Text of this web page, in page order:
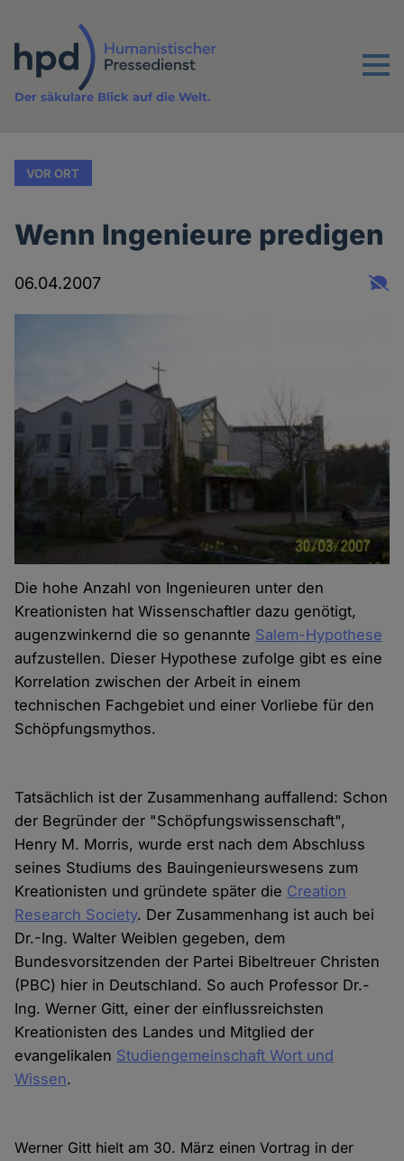
Inhalt
Menu
Der säkulare Blick auf die Welt.
VOR ORT
Wenn Ingenieure predigen
06.04.2007
Die hohe Anzahl von Ingenieuren unter den
Kreationisten hat Wissenschaftler dazu genötigt,
augenzwinkernd die so genannte Salem-Hypothese
aufzustellen. Dieser Hypothese zufolge gibt es eine
Korrelation zwischen der Arbeit in einem
technischen Fachgebiet und einer Vorliebe für den
Schöpfungsmythos.
Tatsächlich ist der Zusammenhang auffallend: Schon
der Begründer der "Schöpfungswissenschaft",
Henry M. Morris, wurde erst nach dem Abschluss
seines Studiums des Bauingenieurswesens zum
Kreationisten und gründete später die Creation
Research Society. Der Zusammenhang ist auch bei
Dr.-Ing. Walter Weiblen gegeben, dem
Bundesvorsitzenden der Partei Bibeltreuer Christen
(PBC) hier in Deutschland. So auch Professor Dr.-
Ing. Werner Gitt, einer der einflussreichsten
Kreationisten des Landes und Mitglied der
evangelikalen Studiengemeinschaft Wort und
Wissen.
Werner Gitt hielt am 30. März einen Vortrag in der